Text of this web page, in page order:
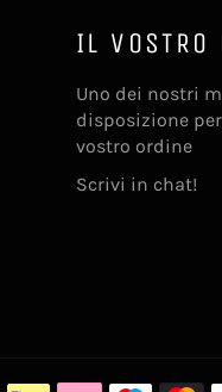
IL VOSTRO
Uno dei nostri
disposizione
vostro ordine
Scrivi in chat!